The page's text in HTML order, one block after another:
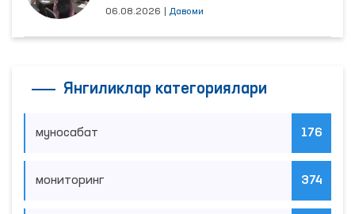
06.08.2026 Давоми
Янгиликлар категориялари
муносабат 176
мониторинг 374